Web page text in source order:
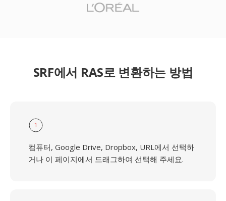
SRF에서 RAS로 변환하는 방법
1
컴퓨터, Google Drive, Dropbox, URL에서 선택하
거나 이 페이지에서 드래그하여 선택해 주세요.